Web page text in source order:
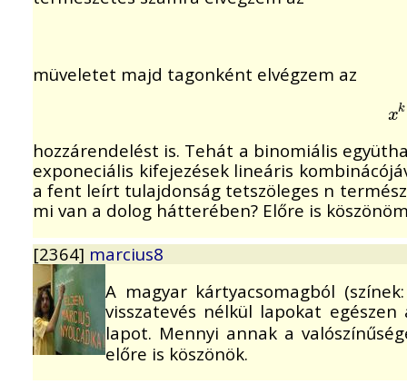
müveletet majd tagonként elvégzem az
xk
xk
hozzárendelést is. Tehát a binomiális
exponeciális kifejezések lineáris
a fent leírt tulajdonság tetszöleges n
mi van a dolog hátterében? Előre is
[2364] marcius8
A magyar kártyacsomagból
visszatevés nélkül lapokat
lapot. Mennyi annak a
előre is köszönök.